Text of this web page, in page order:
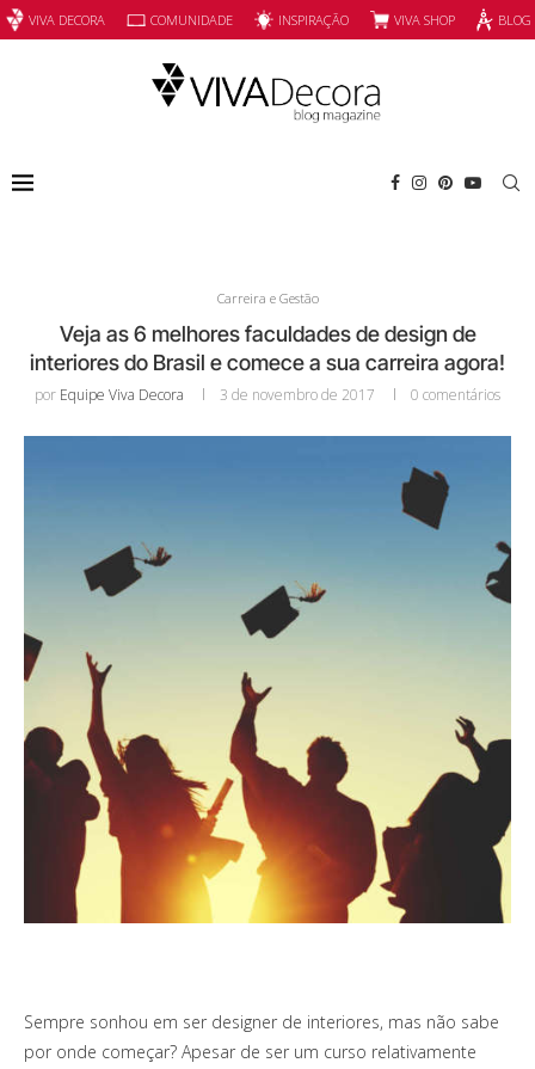
VIVA DECORA COMUNIDADE INSPIRAÇÃO VIVA SHOP
Carreira e Gestão
Veja as 6 melhores faculdades de design de
interiores do Brasil e comece a sua carreira agora!
por Equipe Viva Decora 3 de novembro de 2017 0 comentários
Sempre sonhou em ser designer de interiores, mas não sabe
por onde começar? Apesar de ser um curso relativamente